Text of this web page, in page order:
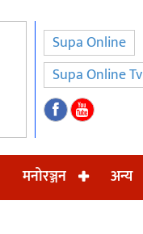
Supa Online
Supa Online Tv
मनोरञ्जन अन्य